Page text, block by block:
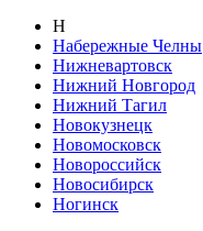
Н
Набережные Челны
Нижневартовск
Нижний Новгород
Нижний Тагил
Новокузнецк
Новомосковск
Новороссийск
Новосибирск
Ногинск